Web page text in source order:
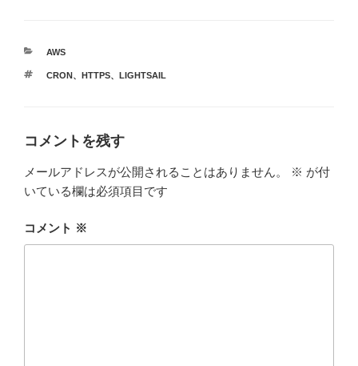
e
b
k
r
カ
ゴ
AWS
タ
CRON 、 HTTPS、 LIGHTSAIL
コメントを残す
メールアドレスが公開されることはありません。 ※ が付
いている欄は必須項目です
コメント ※